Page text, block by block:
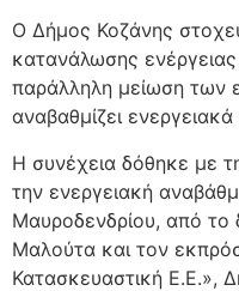
Ο Δήμος Κοζάνης
κατανάλωσης
παράλληλη μείωση των
αναβαθμίζει
Η συνέχεια δόθηκε με
την ενεργειακή
Μαυροδενδρίου, από
Μαλούτα και τον
Κατασκευαστική Ε.Ε.»,